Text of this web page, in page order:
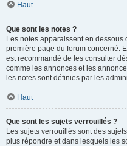
Haut
Que sont les notes ?
Les notes apparaissent en
première page du forum concerné.
est recommandé de les consulter
comme les annonces et les
les notes sont définies par les
Haut
Que sont les sujets verrouillés ?
Les sujets verrouillés sont des
plus répondre et dans lesquels les